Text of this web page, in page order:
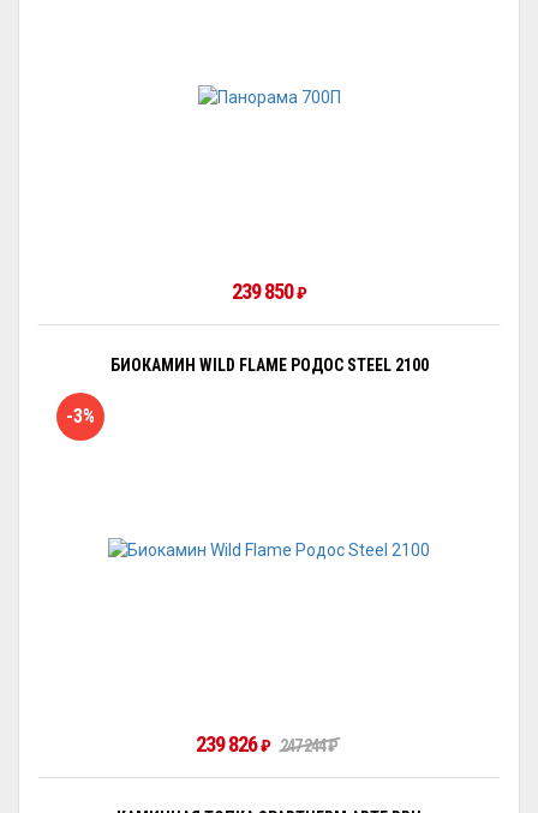
239 850₽
БИОКАМИН WILD FLAME РОДОС STEEL 2100
-3%
239 826₽ 247 244₽